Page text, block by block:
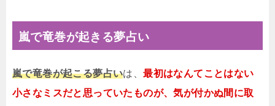
嵐で竜巻が起きる夢占い
嵐で竜巻が起こる夢占いは、最初はなんてことはない
小さなミスだと思っていたものが、気が付かぬ間に取